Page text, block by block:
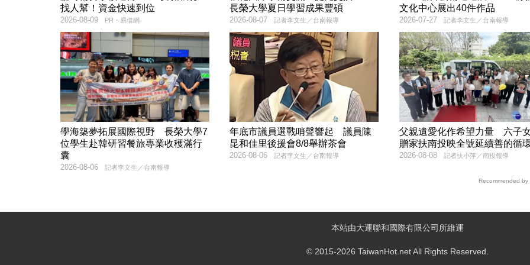
找人幫！資金快速到位
PR・易借網
2026-08-09
長榮大學夏日學習成果豐碩
記者李文生／台南報導
2026-08-07
文化中心展出40件作品
記者李文生／台南報導
2026-07-27
學海築夢拓展國際視野 長榮大學7
位學生赴韓研習餐旅專業收穫滿行
囊
記者李文生／台南報導
2026-08-06
年底市議員選戰哨聲響起 議員陳
昆和佳里後援會8/8舉辦茶會
記者李文生／台南報導
2026-08-06
父親遺愛化作希望力量 六子
贈家扶南投映全號延續善的循
記者扶小萍／南投報導
2026-08-08
Recommended by
本站由大運聯和國際有限公司所維運
© 2015-2026 TaiwanHot.net All Rights Reserved.